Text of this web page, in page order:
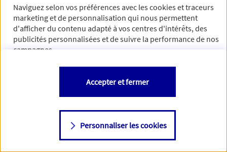
Naviguez selon vos préférences avec lescookies et traceurs
marketing et de personnalisation qui nous permettent
d'afficher du contenu adapté à vos centres d'intérêts, des
publicités personnalisées et de suivre la performance de nos
campagnes.
Vous êtes libre de les accepter, de les refuser comme de
changer d'avis à tout moment en allant sur
Consulter notre politique decookies
Personnaliser les cookies
Accepter et fermer